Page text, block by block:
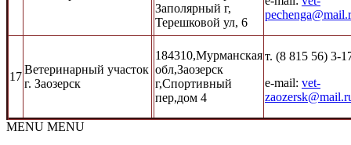
Заполярный г,
Терешковой ул, 6
17
Ветеринарный участок
г. Заозерск
184310,Мурманская
обл,Заозерск
г,Спортивный
пер,дом 4
т. (8 815 56) 3-
e-mail: vet-
MENU MENU